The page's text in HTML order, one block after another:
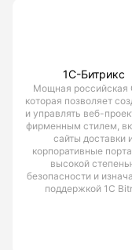
1С-Битрикс
Мощная российская
которая позволяет
и управлять веб-
фирменным стилем,
сайты доставки и
корпоративные
высокой
безопасности и
поддержкой 1С